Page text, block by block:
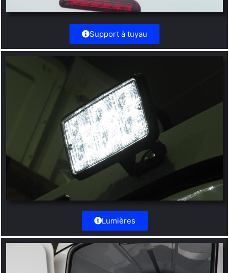
Support à tuyau
Lumières